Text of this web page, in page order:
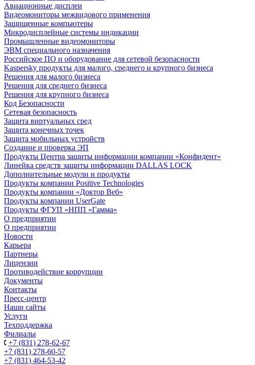
Авиационные дисплеи
Видеомониторы межвидового применения
Защищенные компьютеры
Микродисплейные системы индикации
Промышленные видеомониторы
ЭВМ специального назначения
Российское ПО и оборудование для сетевой безопасности
Kaspersky продукты для малого, среднего и крупного бизнеса
Решения для малого бизнеса
Решения для среднего бизнеса
Решения для крупного бизнеса
Код Безопасности
Сетевая безопасность
Защита виртуальных сред
Защита конечных точек
Защита мобильных устройств
Создание и проверка ЭП
Продукты Центра защиты информации компании «Конфидент»
Линейка средств защиты информации DALLAS LOCK
Дополнительные модули и продукты
Продукты компании Positive Technologies
Продукты компании «Доктор Веб»
Продукты компании UserGate
Продукты ФГУП «НПП «Гамма»
О предприятии
О предприятии
Новости
Карьера
Партнеры
Лицензии
Противодействие коррупции
Документы
Контакты
Пресс-центр
Наши сайты
Услуги
Техподдержка
Филиалы
+7 (831) 278-62-67
+7 (831) 278-60-57
+7 (831) 464-53-42